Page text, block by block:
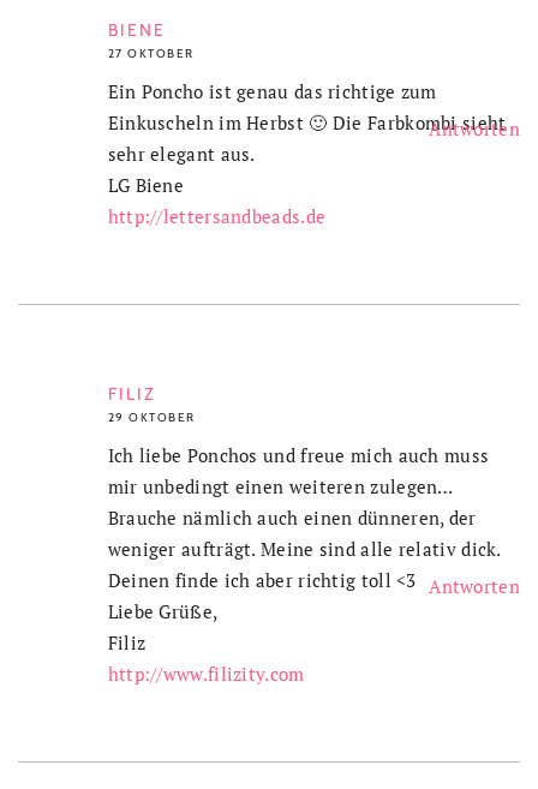
BIENE
27 OKTOBER
Ein Poncho ist genau das richtige zum
Einkuscheln im Herbst 🙂 Die Farbkombi sieht
sehr elegant aus.
LG Biene
http://lettersandbeads.de
FILIZ
29 OKTOBER
Antworten
Ich liebe Ponchos und freue mich auch muss
mir unbedingt einen weiteren zulegen…
Brauche nämlich auch einen dünneren, der
weniger aufträgt. Meine sind alle relativ dick.
Deinen finde ich aber richtig toll <3
Liebe Grüße,
Filiz
http://www.filizity.com
Antworten